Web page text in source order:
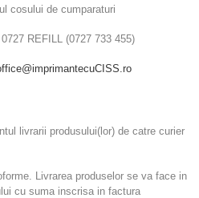
cosului de cumparaturi
REFILL (0727 733 455)
livrarii produsului(lor) de catre curier
Livrarea produselor se va face in
cu suma inscrisa in factura